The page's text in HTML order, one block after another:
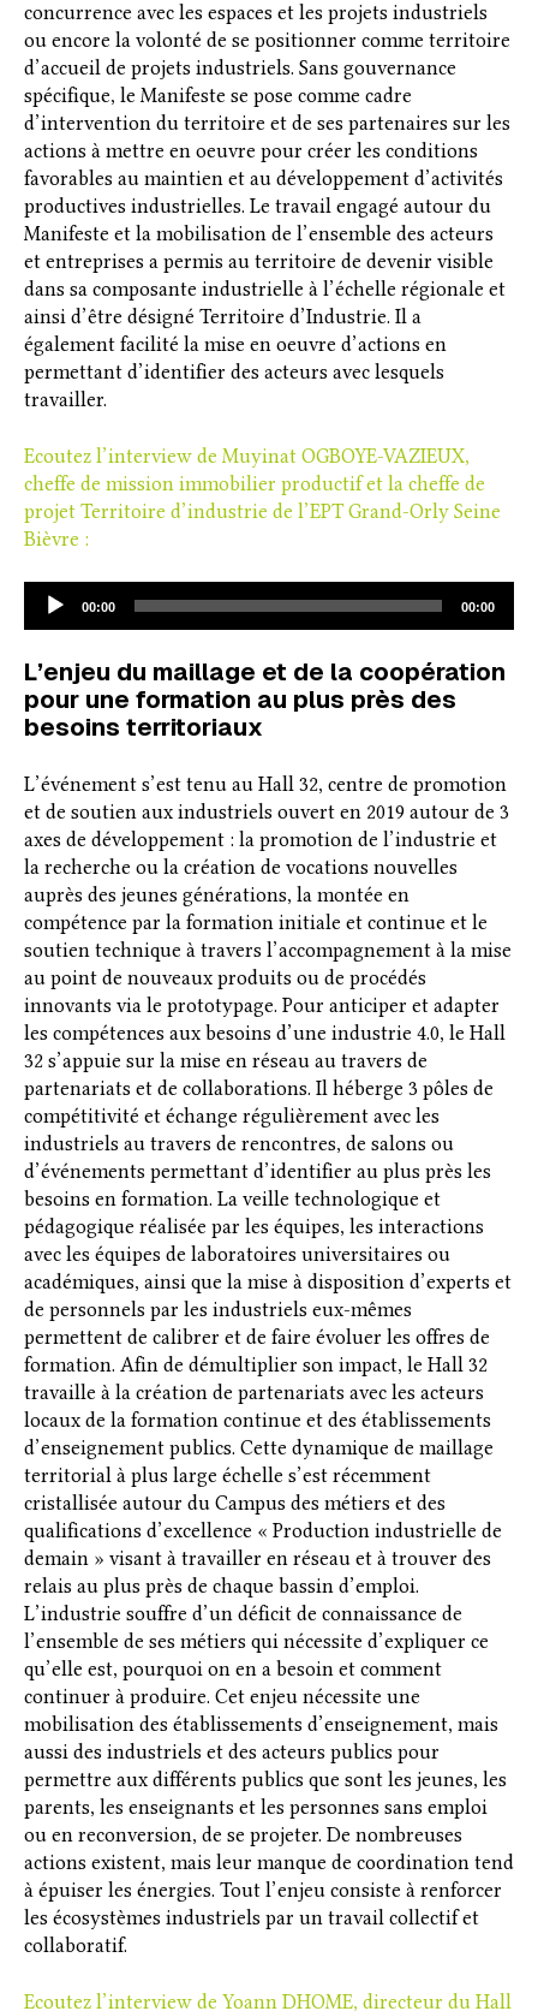
concurrence avec les espaces et les projets industriels
ou encore la volonté de se positionner comme territoire
d’accueil de projets industriels. Sans gouvernance
spécifique, le Manifeste se pose comme cadre
d’intervention du territoire et de ses partenaires sur les
actions à mettre en oeuvre pour créer les conditions
favorables au maintien et au développement d’activités
productives industrielles. Le travail engagé autour du
Manifeste et la mobilisation de l’ensemble des acteurs
et entreprises a permis au territoire de devenir visible
dans sa composante industrielle à l’échelle régionale et
ainsi d’être désigné Territoire d’Industrie. Il a
également facilité la mise en oeuvre d’actions en
permettant d’identifier des acteurs avec lesquels
travailler.
Ecoutez l’interview de Muyinat OGBOYE-VAZIEUX,
cheffe de mission immobilier productif et la cheffe de
projet Territoire d’industrie de l’EPT Grand-Orly Seine
Bièvre :
Lecteur
audio
00:00 00:00
L’enjeu du maillage et de la coopération
pour une formation au plus près des
besoins territoriaux
L’événement s’est tenu au Hall 32, centre de promotion
et de soutien aux industriels ouvert en 2019 autour de 3
axes de développement : la promotion de l’industrie et
la recherche ou la création de vocations nouvelles
auprès des jeunes générations, la montée en
compétence par la formation initiale et continue et le
soutien technique à travers l’accompagnement à la mise
au point de nouveaux produits ou de procédés
innovants via le prototypage. Pour anticiper et adapter
les compétences aux besoins d’une industrie 4.0, le Hall
32 s’appuie sur la mise en réseau au travers de
partenariats et de collaborations. Il héberge 3 pôles de
compétitivité et échange régulièrement avec les
industriels au travers de rencontres, de salons ou
d’événements permettant d’identifier au plus près les
besoins en formation. La veille technologique et
pédagogique réalisée par les équipes, les interactions
avec les équipes de laboratoires universitaires ou
académiques, ainsi que la mise à disposition d’experts et
de personnels par les industriels eux-mêmes
permettent de calibrer et de faire évoluer les offres de
formation. Afin de démultiplier son impact, le Hall 32
travaille à la création de partenariats avec les acteurs
locaux de la formation continue et des établissements
d’enseignement publics. Cette dynamique de maillage
territorial à plus large échelle s’est récemment
cristallisée autour du Campus des métiers et des
qualifications d’excellence « Production industrielle de
demain » visant à travailler en réseau et à trouver des
relais au plus près de chaque bassin d’emploi.
L’industrie souffre d’un déficit de connaissance de
l’ensemble de ses métiers qui nécessite d’expliquer ce
qu’elle est, pourquoi on en a besoin et comment
continuer à produire. Cet enjeu nécessite une
mobilisation des établissements d’enseignement, mais
aussi des industriels et des acteurs publics pour
permettre aux différents publics que sont les jeunes, les
parents, les enseignants et les personnes sans emploi
ou en reconversion, de se projeter. De nombreuses
actions existent, mais leur manque de coordination tend
à épuiser les énergies. Tout l’enjeu consiste à renforcer
les écosystèmes industriels par un travail collectif et
collaboratif.
Ecoutez l’interview de Yoann DHOME, directeur du Hall